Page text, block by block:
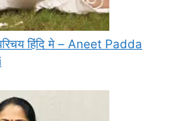
हिंदि मे – Aneet Padda